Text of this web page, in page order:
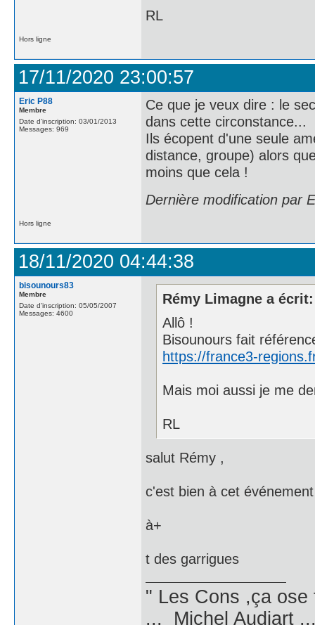
RL
Hors ligne
17/11/2020 23:00:57
Eric P88
Membre
Date d'inscription: 03/01/2013
Messages: 969
Ce que je veux dire : le
dans cette circonstance...
Ils écopent d'une seule
distance, groupe) alors
moins que cela !
Dernière modification par
Hors ligne
18/11/2020 04:44:38
bisounours83
Membre
Date d'inscription: 05/05/2007
Messages: 4600
Rémy Limagne a écrit:
Allô !
Bisounours fait
https://france3-
Mais moi aussi je me
RL
salut Rémy ,
c'est bien à cet
à+
t des garrigues
" Les Cons ,ça
... Michel Audiart